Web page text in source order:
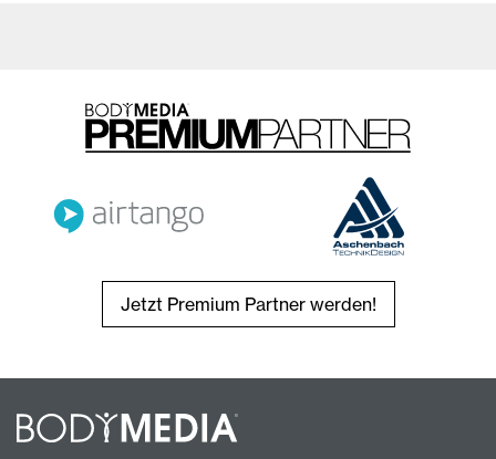
Jetzt Premium Partner werden!